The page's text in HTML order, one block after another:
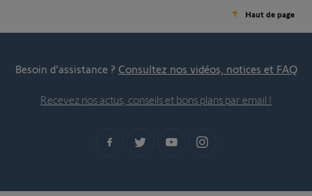
Haut de page
Besoin d’assistance ? Consultez nos vidéos, notices et FAQ
Recevez nos actus, conseils et bons plans par email !